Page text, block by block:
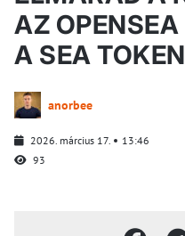
AZ
A SEA
anorbee
2026. március 17.
13:46
93